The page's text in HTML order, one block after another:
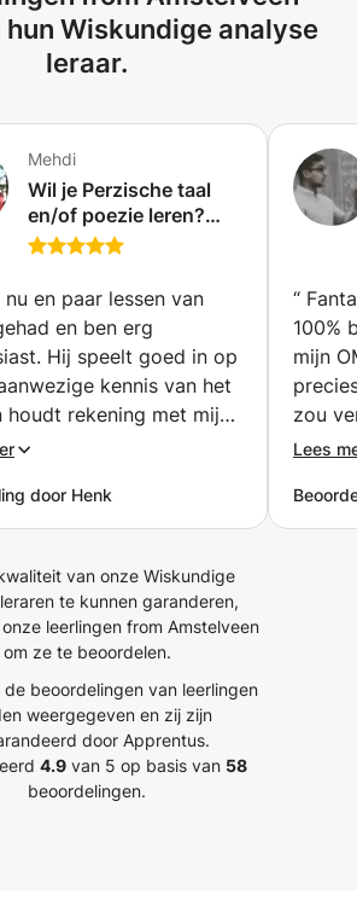
Wiskundige analyse
leraar.
Mehdi
Wil je Perzische taal
en/of poezie leren?
Ervaren docent
Amsterdam - Online &
Offline prive- en
groepslessen
(Amsterdam)
nu en paar lessen van
en ben erg
Hij speelt goed in op
kennis van het
houdt rekening met mijn
Mehdi legt
de verschillen tussen
en informeel taalgebruik.
en rustige manier. ”
door Henk
“
100%
mijn
zou
moest
Lees
van onze Wiskundige
te kunnen garanderen,
leerlingen from Amstelveen
om ze te beoordelen.
de beoordelingen van leerlingen
weergegeven en zij zijn
door Apprentus.
4.9van 5 op basis van 58
beoordelingen.